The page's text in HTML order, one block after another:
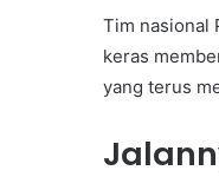
Tim nasional
keras
yang terus